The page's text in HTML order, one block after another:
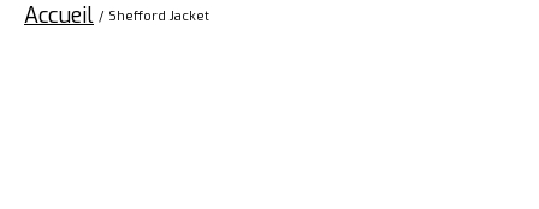
Accueil / Shefford Jacket